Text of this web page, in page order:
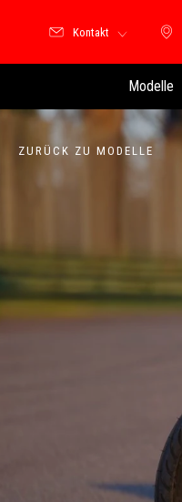
Kontakt
Modelle
ZURÜCK ZU MODELLE